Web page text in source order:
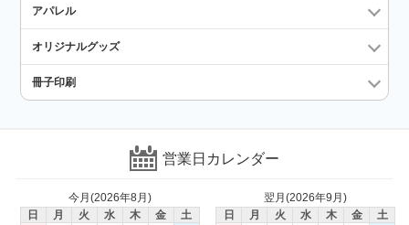
アパレル
オリジナルグッズ
冊子印刷
営業日カレンダー
今月(2026年8月)
日
月 火 水 木 金
土
翌月(2026年9月)
日
月 火 水 木 金
土